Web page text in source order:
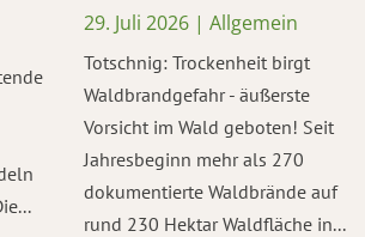
29. Juli 2026| Allgemein
Totschnig: Trockenheit birgt
Waldbrandgefahr - äußerste
Vorsicht im Wald geboten! Seit
Jahresbeginn mehr als 270
dokumentierte Waldbrände auf
rund 230 Hektar Waldfläche in...